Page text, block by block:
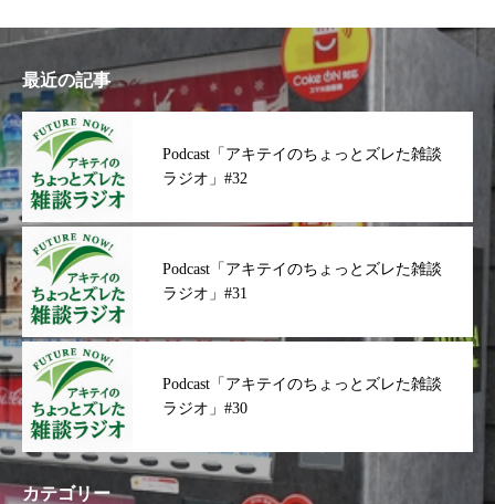
最近の記事
Podcast「アキテイのちょっとズレた雑談
ラジオ」#32
Podcast「アキテイのちょっとズレた雑談
ラジオ」#31
Podcast「アキテイのちょっとズレた雑談
ラジオ」#30
カテゴリー